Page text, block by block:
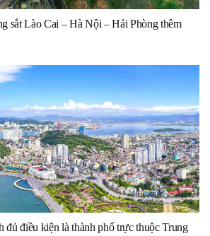
sắt Lào Cai – Hà Nội – Hải Phòng thêm
điều kiện là thành phố trực thuộc Trung